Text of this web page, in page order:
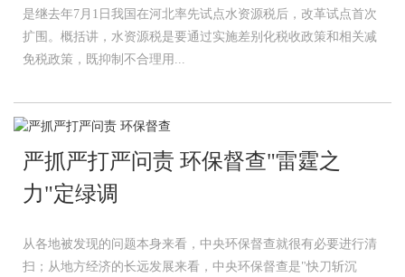
是继去年7月1日我国在河北率先试点水资源税后，改革试点首次
扩围。概括讲，水资源税是要通过实施差别化税收政策和相关减
免税政策，既抑制不合理用...
严抓严打严问责 环保督查"雷霆之
力"定绿调
从各地被发现的问题本身来看，中央环保督查就很有必要进行清
扫；从地方经济的长远发展来看，中央环保督查是"快刀斩沉